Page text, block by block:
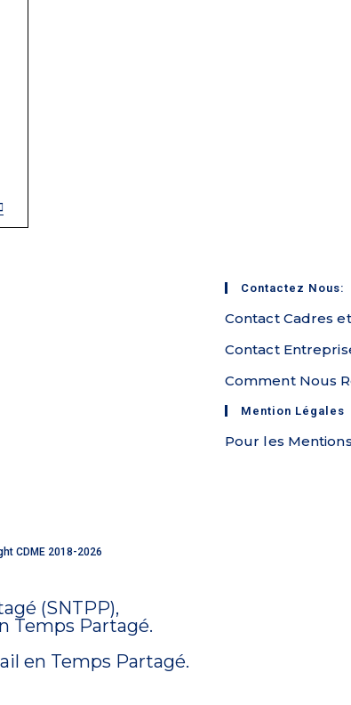
Contactez Nous:
Contact Cadres
Contact
Comment Nous
Mention Légales
Pour les
CDME 2018-2026
(SNTPP),
Temps Partagé.
en Temps Partagé.